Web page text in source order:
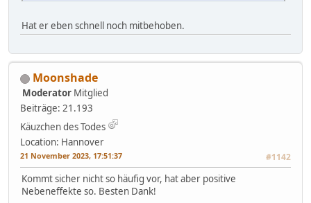
Hat er eben schnell noch mitbehoben.
Moonshade
Moderator Mitglied
Beiträge: 21.193
Käuzchen des Todes
Location: Hannover
21 November 2023, 17:51:37 #1142
Kommt sicher nicht so häufig vor, hat aber positive
Nebeneffekte so. Besten Dank!